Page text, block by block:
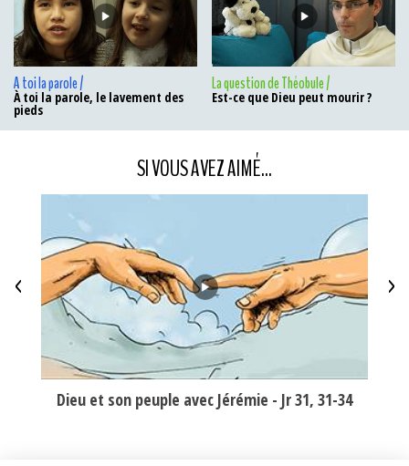
A toi la parole /
À toi la parole, le lavement des
pieds
La question de Théobule /
Est-ce que Dieu peut mourir ?
SI VOUS AVEZ AIMÉ...
Dieu et son peuple avec Jérémie - Jr 31, 31-34
< >